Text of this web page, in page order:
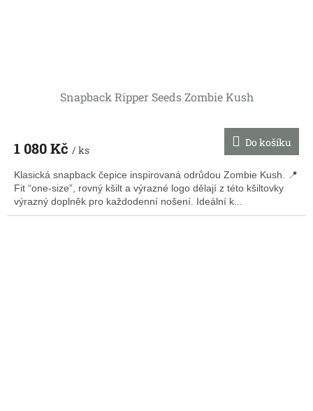
Snapback Ripper Seeds Zombie Kush
1 080 Kč / ks
Do košíku
Klasická snapback čepice inspirovaná odrůdou Zombie Kush. 📍
Fit “one‑size”, rovný kšilt a výrazné logo dělají z této kšiltovky
výrazný doplněk pro každodenní nošení. Ideální k...